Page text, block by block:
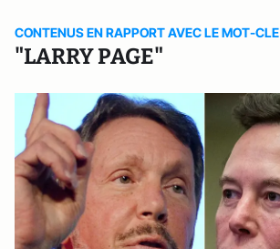
CONTENUS EN RAPPORT AVEC LE MOT-CLE
"LARRY PAGE"